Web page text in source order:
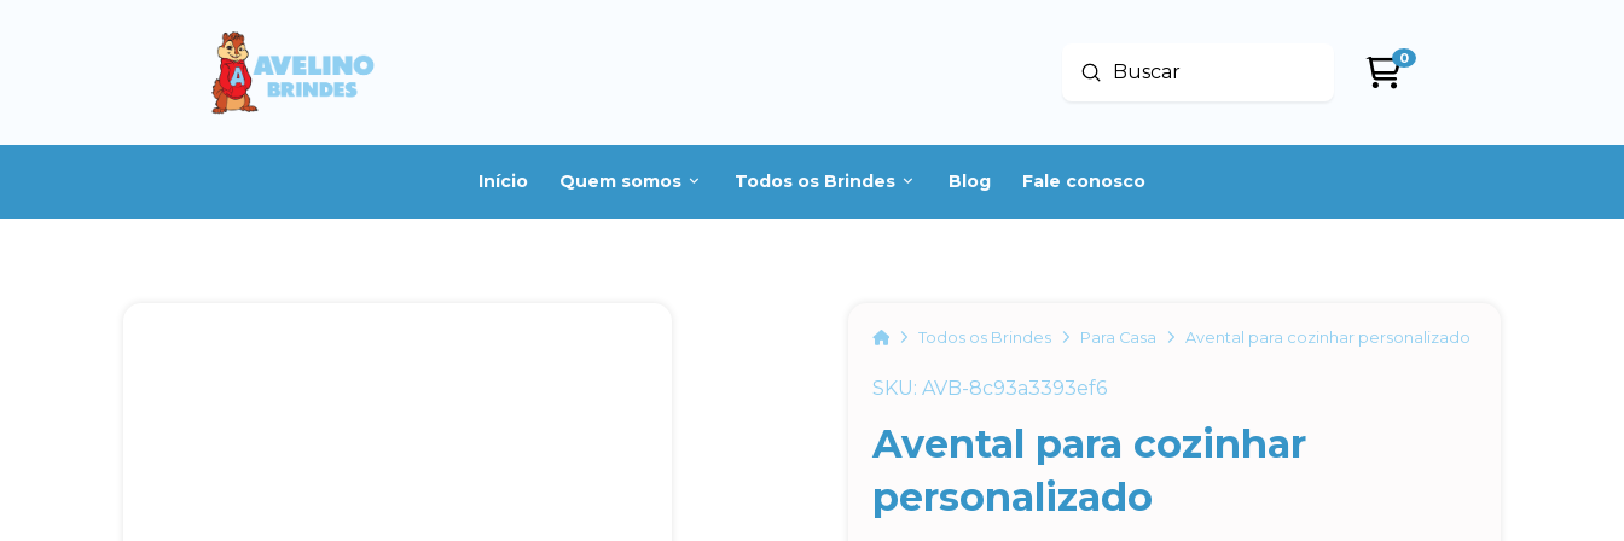
Buscar
Enviar
0
Início Quem somos Todos os Brindes Blog Fale conosco
HomeTodos os Brindes Para Casa Avental para cozinhar personalizado
SKU: AVB-8c93a3393ef6
Avental para cozinhar
personalizado